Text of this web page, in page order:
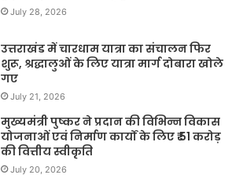
July 28, 2026
उत्तराखंड में चारधाम यात्रा का संचालन फिर
शुरू, श्रद्धालुओं के लिए यात्रा मार्ग दोबारा खोले
गए
July 21, 2026
मुख्यमंत्री पुष्कर ने प्रदान की विभिन्न विकास
योजनाओं एवं निर्माण कार्यों के लिए ₹ 51 करोड़
की वित्तीय स्वीकृति
July 20, 2026